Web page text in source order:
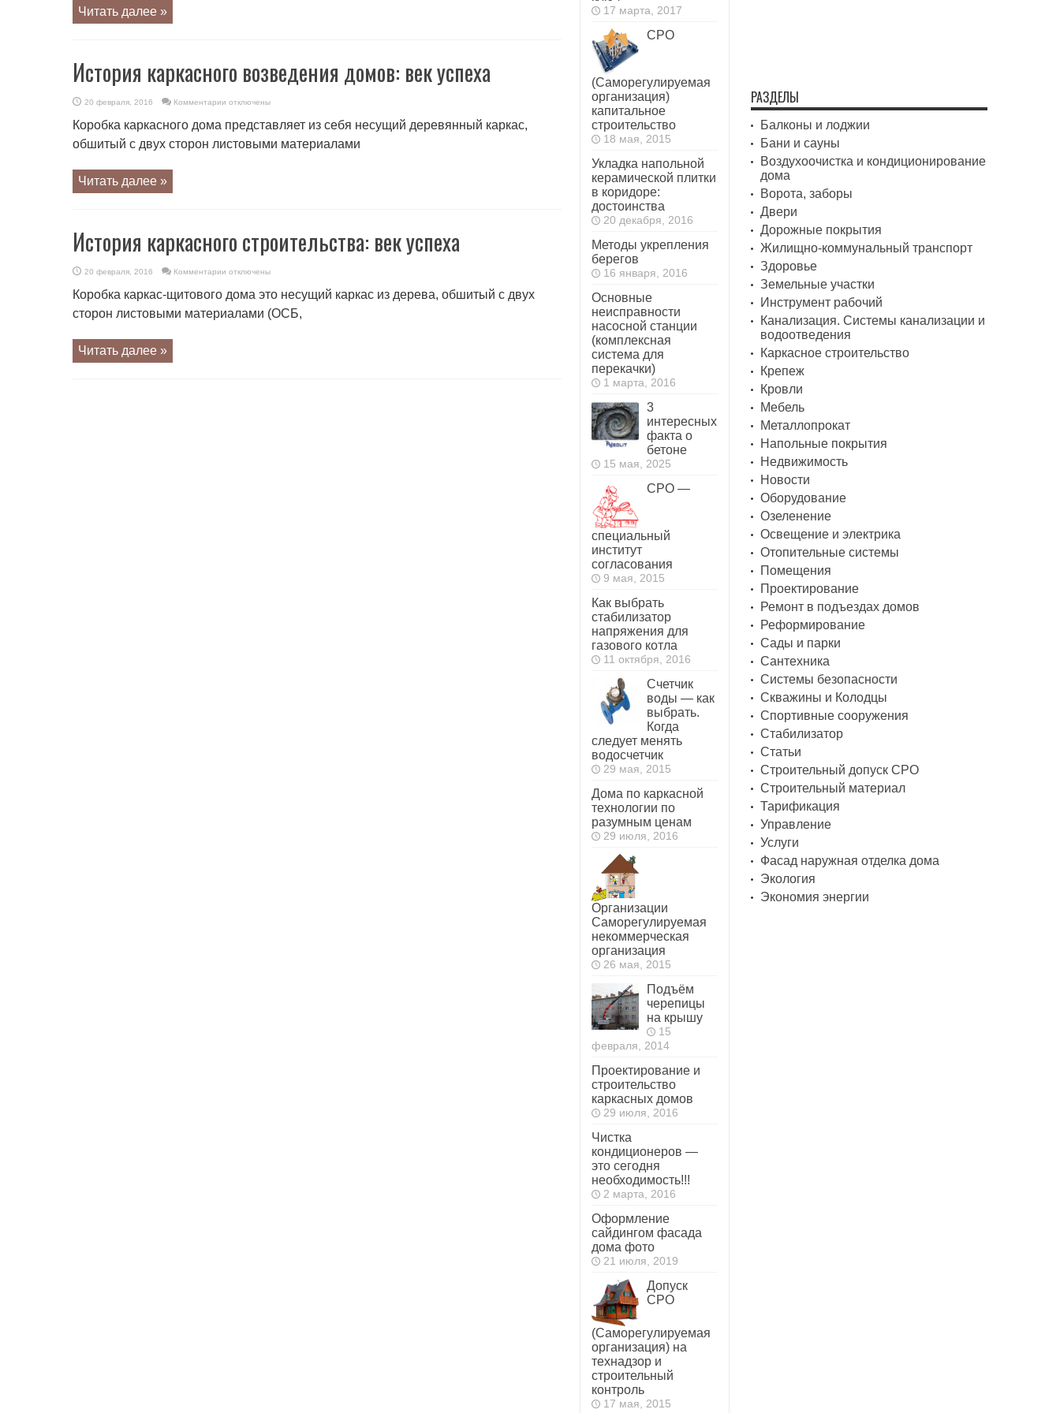
Читать далее »
История каркасного возведения домов: век успеха
20 февраля, 2016 Комментарии
каркасного
домов:
отключены
Коробка каркасного дома представляет из себя несущий деревянный каркас,
обшитый с двух сторон листовыми материалами
Читать далее »
История каркасного строительства: век успеха
20 февраля, 2016 Комментарии
каркасного
век
отключены
Коробка каркас-щитового дома это несущий каркас из дерева, обшитый с двух
сторон листовыми материалами (ОСБ,
Читать далее »
17 марта, 2017
СРО
(Саморегулируемая
организация)
капитальное
строительство
18 мая, 2015
Укладка напольной
керамической плитки
в коридоре:
достоинства
20 декабря, 2016
Методы укрепления
берегов
16 января, 2016
Основные
неисправности
насосной станции
(комплексная
система для
перекачки)
1 марта, 2016
3
интересных
факта о
бетоне
15 мая, 2025
СРО —
специальный
институт
согласования
9 мая, 2015
Как выбрать
стабилизатор
напряжения для
газового котла
11 октября, 2016
Счетчик
воды — как
выбрать.
Когда
следует менять
водосчетчик
29 мая, 2015
Дома по каркасной
технологии по
разумным ценам
29 июля, 2016
Организации
Саморегулируемая
некоммерческая
организация
26 мая, 2015
Подъём
черепицы
на крышу
15
февраля, 2014
Проектирование и
строительство
каркасных домов
29 июля, 2016
Чистка
кондиционеров —
это сегодня
необходимость!!!
2 марта, 2016
Оформление
сайдингом фасада
дома фото
21 июля, 2019
Допуск
СРО
(Саморегулируемая
организация) на
технадзор и
строительный
контроль
17 мая, 2015
РАЗДЕЛЫ
Балконы и лоджии
Бани и сауны
Воздухоочистка и кондиционирование
дома
Ворота, заборы
Двери
Дорожные покрытия
Жилищно-коммунальный транспорт
Здоровье
Земельные участки
Инструмент рабочий
Канализация. Системы канализации и
водоотведения
Каркасное строительство
Крепеж
Кровли
Мебель
Металлопрокат
Напольные покрытия
Недвижимость
Новости
Оборудование
Озеленение
Освещение и электрика
Отопительные системы
Помещения
Проектирование
Ремонт в подъездах домов
Реформирование
Сады и парки
Сантехника
Системы безопасности
Скважины и Колодцы
Спортивные сооружения
Стабилизатор
Статьи
Строительный допуск СРО
Строительный материал
Тарификация
Управление
Услуги
Фасад наружная отделка дома
Экология
Экономия энергии